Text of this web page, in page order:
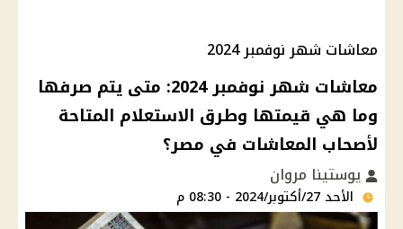
معاشات شهر نوفمبر 2024
معاشات شهر نوفمبر 2024: متى يتم صرفها
وما هي قيمتها وطرق الاستعلام المتاحة
لأصحاب المعاشات في مصر؟
يوستينا مروان
الأحد 27/أكتوبر/2024 - 08:30 م